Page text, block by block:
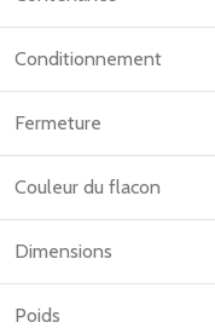
Conditionnement
Fermeture
Couleur du flacon
Dimensions
Poids